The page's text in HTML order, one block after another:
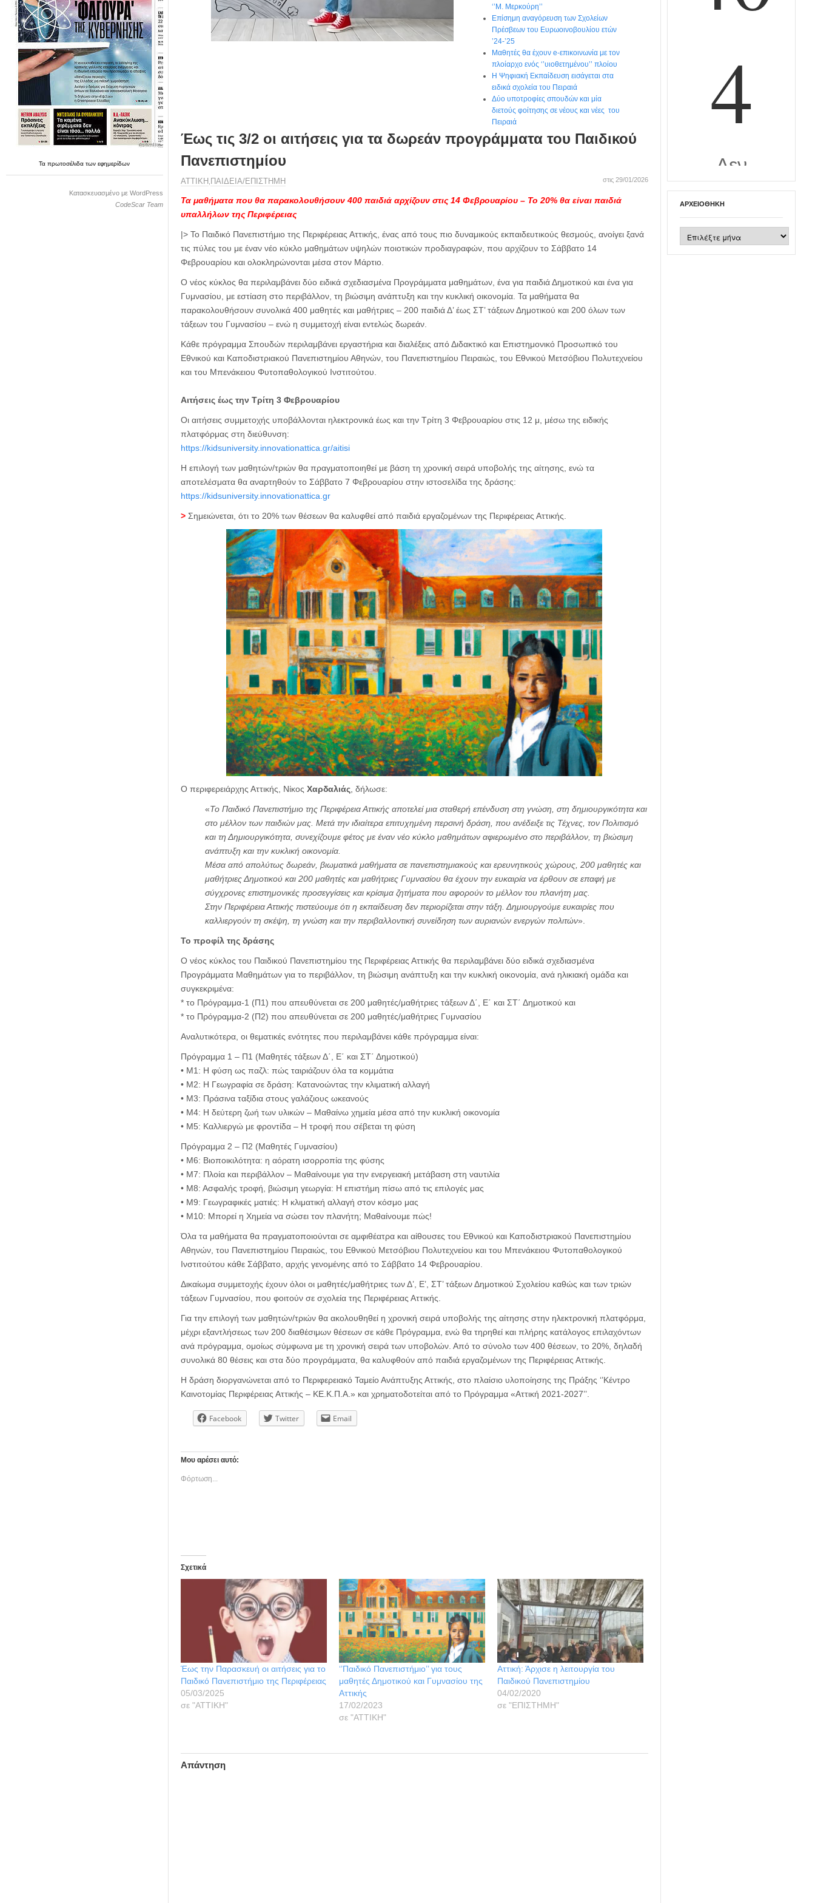
Ταπρωτοσέλιδατωνεφημερίδων
Κατασκευασμένο με WordPress
CodeScar Team
‘’Μ. Μερκούρη’’
Επίσημη αναγόρευση των Σχολείων
Πρέσβεων του Ευρωοινοβουλίου ετών
’24-’25
Μαθητές θα έχουν e-επικοινωνία με τον
πλοίαρχο ενός ‘’υιοθετημένου’’ πλοίου
Η Ψηφιακή Εκπαίδευση εισάγεται στα
ειδικά σχολεία του Πειραιά
Δύο υποτροφίες σπουδών και μία
διετούς φοίτησης σε νέους και νέες του
Πειραιά
Έως τις 3/2 οι αιτήσεις για τα δωρεάν προγράμματα του Παιδικού
Πανεπιστημίου
ΑΤΤΙΚΗ ΠΑΙΔΕΙΑ/ΕΠΙΣΤΗΜΗ στις 29/01/2026
Τα μαθήματα που θα παρακολουθήσουν 400 παιδιά αρχίζουν στις 14 Φεβρουαρίου – Το 20% θα είναι παιδιά
υπαλλήλων της Περιφέρειας
|> Το Παιδικό Πανεπιστήμιο της Περιφέρειας Αττικής, ένας από τους πιο δυναμικούς εκπαιδευτικούς θεσμούς, ανοίγει ξανά
τις πύλες του με έναν νέο κύκλο μαθημάτων υψηλών ποιοτικών προδιαγραφών, που αρχίζουν το Σάββατο 14
Φεβρουαρίου και ολοκληρώνονται μέσα στον Μάρτιο.
Ο νέος κύκλος θα περιλαμβάνει δύο ειδικά σχεδιασμένα Προγράμματα μαθημάτων, ένα για παιδιά Δημοτικού και ένα για
Γυμνασίου, με εστίαση στο περιβάλλον, τη βιώσιμη ανάπτυξη και την κυκλική οικονομία. Τα μαθήματα θα
παρακολουθήσουν συνολικά 400 μαθητές και μαθήτριες – 200 παιδιά Δ’ έως ΣΤ’ τάξεων Δημοτικού και 200 όλων των
τάξεων του Γυμνασίου – ενώ η συμμετοχή είναι εντελώς δωρεάν.
Κάθε πρόγραμμα Σπουδών περιλαμβάνει εργαστήρια και διαλέξεις από Διδακτικό και Επιστημονικό Προσωπικό του
Εθνικού και Καποδιστριακού Πανεπιστημίου Αθηνών, του Πανεπιστημίου Πειραιώς, του Εθνικού Μετσόβιου Πολυτεχνείου
και του Μπενάκειου Φυτοπαθολογικού Ινστιτούτου.
Αιτήσεις έως την Τρίτη 3 Φεβρουαρίου
Οι αιτήσεις συμμετοχής υποβάλλονται ηλεκτρονικά έως και την Τρίτη 3 Φεβρουαρίου στις 12 μ, μέσω της ειδικής
πλατφόρμας στη διεύθυνση:
https://kidsuniversity.innovationattica.gr/aitisi
Η επιλογή των μαθητών/τριών θα πραγματοποιηθεί με βάση τη χρονική σειρά υποβολής της αίτησης, ενώ τα
αποτελέσματα θα αναρτηθούν το Σάββατο 7 Φεβρουαρίου στην ιστοσελίδα της δράσης:
https://kidsuniversity.innovationattica.gr
>Σημειώνεται, ότι το 20% των θέσεων θα καλυφθεί από παιδιά εργαζομένων της Περιφέρειας Αττικής.
Ο περιφερειάρχης Αττικής, Νίκος Χαρδαλιάς, δήλωσε:
«Το Παιδικό Πανεπιστήμιο της Περιφέρεια Αττικής αποτελεί μια σταθερή επένδυση στη γνώση, στη δημιουργικότητα και
στο μέλλον των παιδιών μας. Μετά την ιδιαίτερα επιτυχημένη περσινή δράση, που ανέδειξε τις Τέχνες, τον Πολιτισμό
και τη Δημιουργικότητα, συνεχίζουμε φέτος με έναν νέο κύκλο μαθημάτων αφιερωμένο στο περιβάλλον, τη βιώσιμη
ανάπτυξη και την κυκλική οικονομία.
Μέσα από απολύτως δωρεάν, βιωματικά μαθήματα σε πανεπιστημιακούς και ερευνητικούς χώρους, 200 μαθητές και
μαθήτριες Δημοτικού και 200 μαθητές και μαθήτριες Γυμνασίου θα έχουν την ευκαιρία να έρθουν σε επαφή με
σύγχρονες επιστημονικές προσεγγίσεις και κρίσιμα ζητήματα που αφορούν το μέλλον του πλανήτη μας.
Στην Περιφέρεια Αττικής πιστεύουμε ότι η εκπαίδευση δεν περιορίζεται στην τάξη. Δημιουργούμε ευκαιρίες που
καλλιεργούν τη σκέψη, τη γνώση και την περιβαλλοντική συνείδηση των αυριανών ενεργών πολιτών».
Το προφίλ της δράσης
Ο νέος κύκλος του Παιδικού Πανεπιστημίου της Περιφέρειας Αττικής θα περιλαμβάνει δύο ειδικά σχεδιασμένα
Προγράμματα Μαθημάτων για το περιβάλλον, τη βιώσιμη ανάπτυξη και την κυκλική οικονομία, ανά ηλικιακή ομάδα και
συγκεκριμένα:
* το Πρόγραμμα-1 (Π1) που απευθύνεται σε 200 μαθητές/μαθήτριες τάξεων Δ΄, Ε΄ και ΣΤ΄ Δημοτικού και
* το Πρόγραμμα-2 (Π2) που απευθύνεται σε 200 μαθητές/μαθήτριες Γυμνασίου
Αναλυτικότερα, οι θεματικές ενότητες που περιλαμβάνει κάθε πρόγραμμα είναι:
Πρόγραμμα 1 – Π1 (Μαθητές τάξεων Δ΄, Ε΄ και ΣΤ΄ Δημοτικού)
• Μ1: Η φύση ως παζλ: πώς ταιριάζουν όλα τα κομμάτια
• Μ2: Η Γεωγραφία σε δράση: Κατανοώντας την κλιματική αλλαγή
• Μ3: Πράσινα ταξίδια στους γαλάζιους ωκεανούς
• Μ4: Η δεύτερη ζωή των υλικών – Μαθαίνω χημεία μέσα από την κυκλική οικονομία
• Μ5: Καλλιεργώ με φροντίδα – Η τροφή που σέβεται τη φύση
Πρόγραμμα 2 – Π2 (Μαθητές Γυμνασίου)
• Μ6: Βιοποικιλότητα: η αόρατη ισορροπία της φύσης
• Μ7: Πλοία και περιβάλλον – Μαθαίνουμε για την ενεργειακή μετάβαση στη ναυτιλία
• Μ8: Ασφαλής τροφή, βιώσιμη γεωργία: Η επιστήμη πίσω από τις επιλογές μας
• Μ9: Γεωγραφικές ματιές: Η κλιματική αλλαγή στον κόσμο μας
• Μ10: Μπορεί η Χημεία να σώσει τον πλανήτη; Μαθαίνουμε πώς!
Όλα τα μαθήματα θα πραγματοποιούνται σε αμφιθέατρα και αίθουσες του Εθνικού και Καποδιστριακού Πανεπιστημίου
Αθηνών, του Πανεπιστημίου Πειραιώς, του Εθνικού Μετσόβιου Πολυτεχνείου και του Μπενάκειου Φυτοπαθολογικού
Ινστιτούτου κάθε Σάββατο, αρχής γενομένης από το Σάββατο 14 Φεβρουαρίου.
Δικαίωμα συμμετοχής έχουν όλοι οι μαθητές/μαθήτριες των Δ’, Ε’, ΣΤ’ τάξεων Δημοτικού Σχολείου καθώς και των τριών
τάξεων Γυμνασίου, που φοιτούν σε σχολεία της Περιφέρειας Αττικής.
Για την επιλογή των μαθητών/τριών θα ακολουθηθεί η χρονική σειρά υποβολής της αίτησης στην ηλεκτρονική πλατφόρμα,
μέχρι εξαντλήσεως των 200 διαθέσιμων θέσεων σε κάθε Πρόγραμμα, ενώ θα τηρηθεί και πλήρης κατάλογος επιλαχόντων
ανά πρόγραμμα, ομοίως σύμφωνα με τη χρονική σειρά των υποβολών. Από το σύνολο των 400 θέσεων, το 20%, δηλαδή
συνολικά 80 θέσεις και στα δύο προγράμματα, θα καλυφθούν από παιδιά εργαζομένων της Περιφέρειας Αττικής.
Η δράση διοργανώνεται από το Περιφερειακό Ταμείο Ανάπτυξης Αττικής, στο πλαίσιο υλοποίησης της Πράξης ‘’Κέντρο
Καινοτομίας Περιφέρειας Αττικής – ΚΕ.Κ.Π.Α.» και χρηματοδοτείται από το Πρόγραμμα «Αττική 2021-2027’’.
Facebook Twitter Email
Μου αρέσει αυτό:
Φόρτωση...
Σχετικά
Έως την Παρασκευή οι αιτήσεις για το
Παιδικό Πανεπιστήμιο της Περιφέρειας
05/03/2025
σε "ΑΤΤΙΚΗ"
‘’Παιδικό Πανεπιστήμιο’’ για τους
μαθητές Δημοτικού και Γυμνασίου της
Αττικής
17/02/2023
σε "ΑΤΤΙΚΗ"
Αττική: Άρχισε η λειτουργία του
Παιδικού Πανεπιστημίου
04/02/2020
σε "ΕΠΙΣΤΗΜΗ"
Απάντηση
ΑΡΧΕΙΟΘΉΚΗ